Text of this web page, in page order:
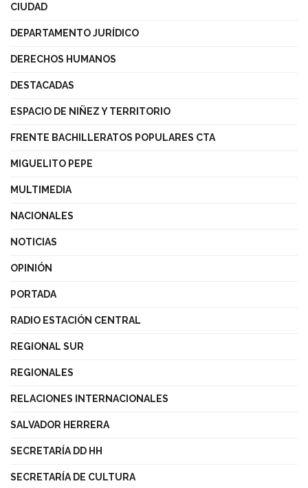
CIUDAD
DEPARTAMENTO JURÍDICO
DERECHOS HUMANOS
DESTACADAS
ESPACIO DE NIÑEZ Y TERRITORIO
FRENTE BACHILLERATOS POPULARES CTA
MIGUELITO PEPE
MULTIMEDIA
NACIONALES
NOTICIAS
OPINIÓN
PORTADA
RADIO ESTACIÓN CENTRAL
REGIONAL SUR
REGIONALES
RELACIONES INTERNACIONALES
SALVADOR HERRERA
SECRETARÍA DD HH
SECRETARÍA DE CULTURA